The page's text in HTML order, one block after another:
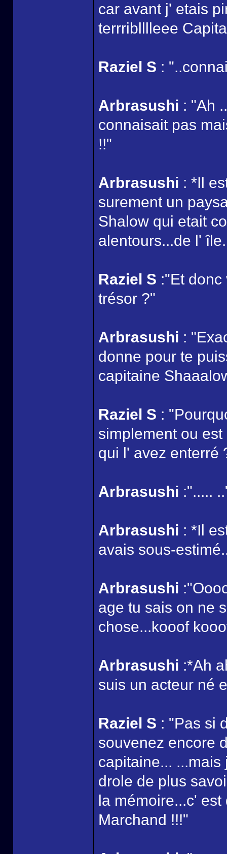
car avant j' etais
terrriblllleee
Raziel S :
Arbrasushi : "Ah
connaisait pas
!!"
Arbrasushi : *Il
surement un
Shalow qui etait
alentours...de l'
Raziel S :"Et
trésor ?"
Arbrasushi :
donne pour te
capitaine
Raziel S :
simplement ou
qui l' avez enterré
Arbrasushi :".....
Arbrasushi : *Il
avais sous-
Arbrasushi
age tu sais on ne
chose...kooof
Arbrasushi :*Ah
suis un acteur né
Raziel S : "Pas si
souvenez encore
capitaine...
drole de plus
la mémoire...c'
Marchand !!!"